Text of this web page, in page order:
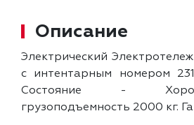
Описание
Электрический
с интентарным номером
Состояние -
грузоподъемность 2000 кг.